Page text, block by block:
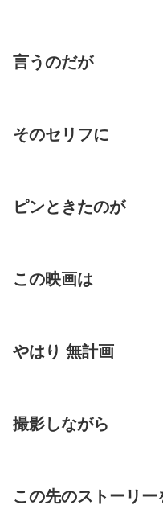
言うのだが
そのセリフに
ピンときたのが
この映画は
やはり 無計画
撮影しながら
この先のストーリ